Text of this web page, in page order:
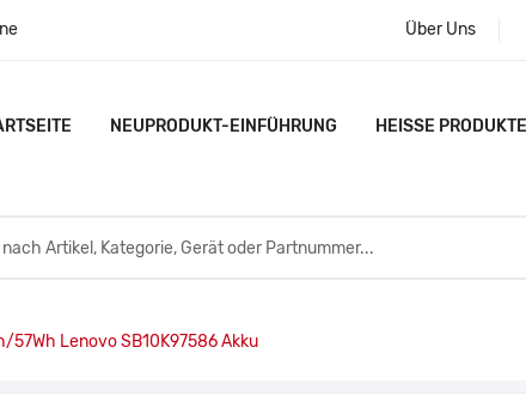
Über Uns
NEUPRODUKT-EINFÜHRUNG HEISSE PRODUKTE
57Wh Lenovo SB10K97586 Akku